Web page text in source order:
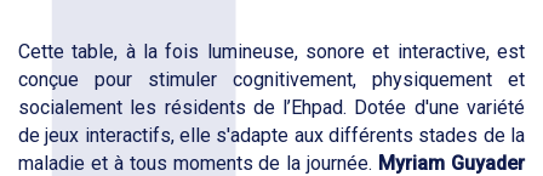
Cette table, à la fois lumineuse, sonore et interactive, est
conçue pour stimuler cognitivement, physiquement et
socialement les résidents de l’Ehpad. Dotée d'une variété
de jeux interactifs, elle s'adapte aux différents stades de la
maladie et à tous moments de la journée. Myriam Guyader